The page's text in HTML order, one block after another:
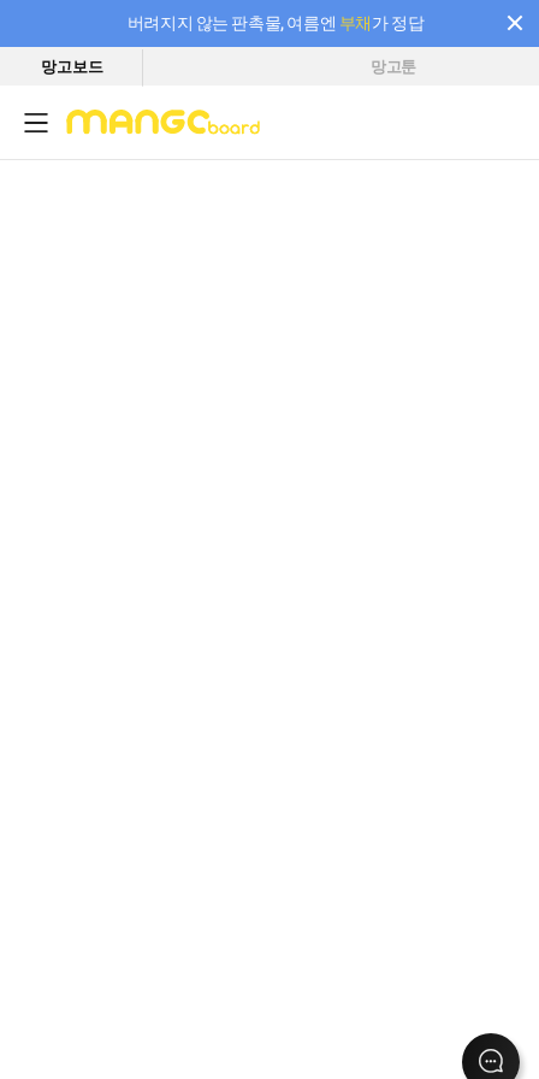
버려지지 않는 판촉물, 여름엔 부채가 정답
필요한 만큼 충전하고 끊김 없이 작업하세요! 새로워진 AI 부스터 요금제
망고보드 망고툰